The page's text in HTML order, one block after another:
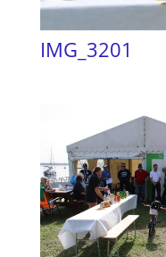
IMG_3201